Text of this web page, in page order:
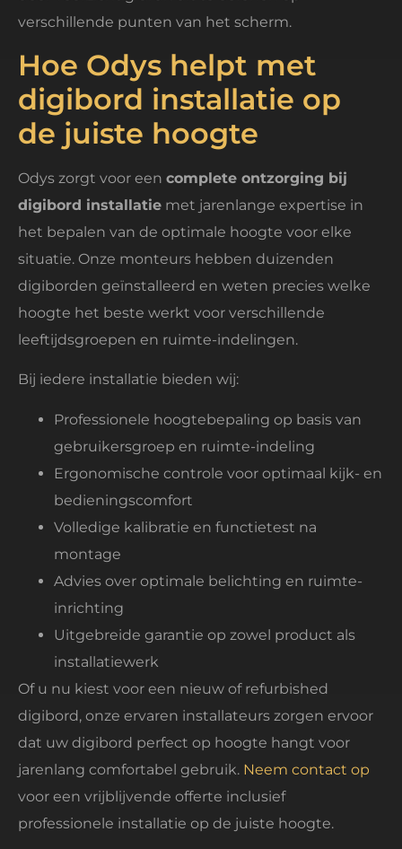
verschillende punten van het scherm.
Hoe Odys helpt met
digibord installatie op
de juiste hoogte
Odys zorgt voor een complete ontzorging bij
digibord installatie met jarenlange expertise in
het bepalen van de optimale hoogte voor elke
situatie. Onze monteurs hebben duizenden
digiborden geïnstalleerd en weten precies welke
hoogte het beste werkt voor verschillende
leeftijdsgroepen en ruimte-indelingen.
Bij iedere installatie bieden wij:
Professionele hoogtebepaling op basis van
gebruikersgroep en ruimte-indeling
Ergonomische controle voor optimaal kijk- en
bedieningscomfort
Volledige kalibratie en functietest na
montage
Advies over optimale belichting en ruimte-
inrichting
Uitgebreide garantie op zowel product als
installatiewerk
Of u nu kiest voor een nieuw of refurbished
digibord, onze ervaren installateurs zorgen ervoor
dat uw digibord perfect op hoogte hangt voor
jarenlang comfortabel gebruik. Neem contact op
voor een vrijblijvende offerte inclusief
professionele installatie op de juiste hoogte.